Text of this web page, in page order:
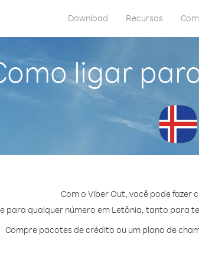
Download Recursos
ligar
Com o Viber Out, você pode fazer
para qualquer número em Letônia, tanto para
Compre pacotes de crédito ou um plano de